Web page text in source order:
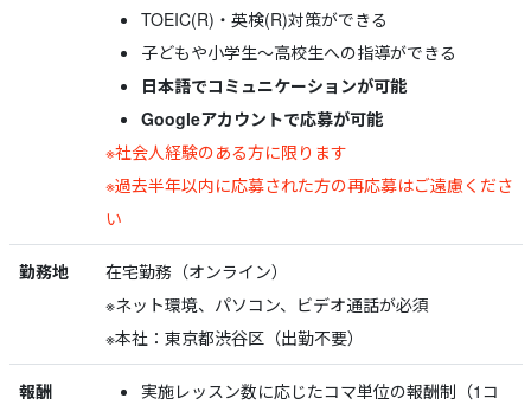
TOEIC(R)・英検(R)対策ができる
子どもや小学生～高校生への指導ができる
日本語でコミュニケーションが可能
Googleアカウントで応募が可能
※社会人経験のある方に限ります
※過去半年以内に応募された方の再応募はご遠慮くださ
い
勤務地
在宅勤務（オンライン）
※ネット環境、パソコン、ビデオ通話が必須
※本社：東京都渋谷区（出勤不要）
報酬
実施レッスン数に応じたコマ単位の報酬制（1コ